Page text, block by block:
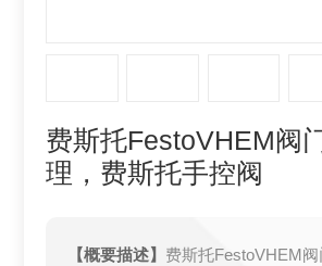
费斯托FestoVHEM阀
理，费斯托手控阀
【概要描述】 费斯托FestoVHEM阀